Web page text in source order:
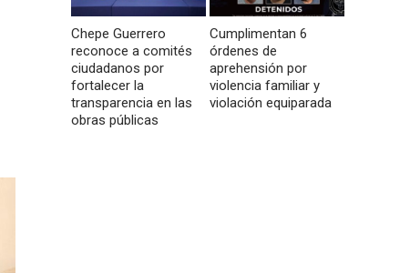
Chepe Guerrero
reconoce a comités
ciudadanos por
fortalecer la
transparencia en las
obras públicas
Cumplimentan 6
órdenes de
aprehensión por
violencia familiar y
violación equiparada